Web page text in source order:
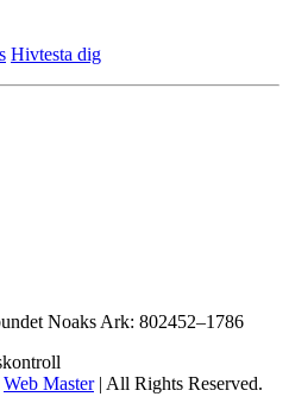
Hivtesta dig
Noaks Ark: 802452–1786
Web Master| All Rights Reserved.